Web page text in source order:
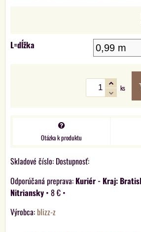
L=dĺžka
ks
Otázka k produktu
Skladové číslo: Dostupnosť:
Kuriér - Kraj:
Nitriansky • 8 € •
Výrobca: blizz-z